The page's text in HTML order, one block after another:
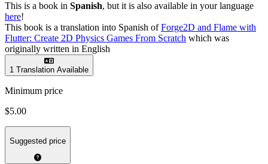
This is a book in Spanish, but it is also available in your language
here!
This book is a translation into Spanish ofForge2D and Flame with
Flutter: Create 2D Physics Games From Scratch which was
originally written in English
1 Translation Available
Minimum price
$5.00
Suggested price